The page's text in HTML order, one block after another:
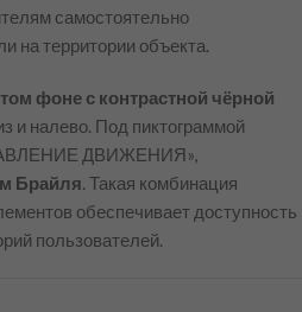
самостоятельно
на территории объекта.
фоне с контрастной чёрной
и налево. Под пиктограммой
ДВИЖЕНИЯ»,
Брайля. Такая комбинация
обеспечивает доступность
пользователей.